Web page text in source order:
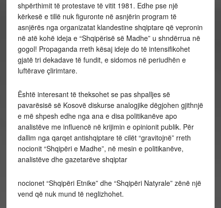
shpërthimit të protestave të vitit 1981. Edhe pse një
kërkesë e tillë nuk figuronte në asnjërin program të
asnjërës nga organizatat klandestine shqiptare që vepronin
në atë kohë ideja e “Shqipërisë së Madhe” u shndërrua në
gogol! Propaganda rreth kësaj ideje do të intensifikohet
gjatë tri dekadave të fundit, e sidomos në periudhën e
luftërave çlirimtare.
Është interesant të theksohet se pas shpalljes së
pavarësisë së Kosovë diskurse analogjike dëgjohen gjithnjë
e më shpesh edhe nga ana e disa politikanëve apo
analistëve me influencë në krijimin e opinionit publik. Për
dallim nga qarqet antishqiptare të cilët “gravitojnë” rreth
nocionit “Shqipëri e Madhe”, në mesin e politikanëve,
analistëve dhe gazetarëve shqiptar
nocionet “Shqipëri Etnike” dhe “Shqipëri Natyrale” zënë një
vend që nuk mund të neglizhohet.